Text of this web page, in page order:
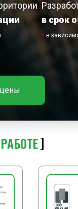
в срок
* в
цены